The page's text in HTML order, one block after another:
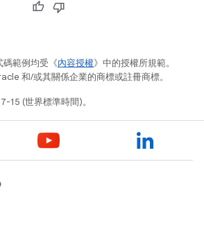
碼範例均受《內容授權》中的授權所規範。
和/或其關係企業的商標或註冊商標。
15 (世界標準時間)。